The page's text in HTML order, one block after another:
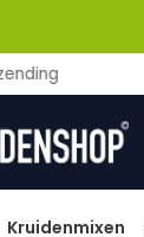
Kruidenmixen